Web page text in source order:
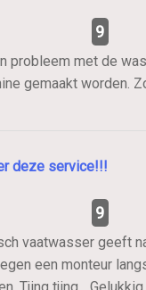
9
probleem met de
gemaakt worden.
deze service!!!
9
vaatwasser geeft
een monteur
Tjing